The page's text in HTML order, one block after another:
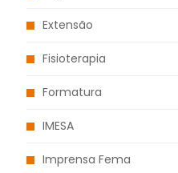
Extensão
Fisioterapia
Formatura
IMESA
Imprensa Fema